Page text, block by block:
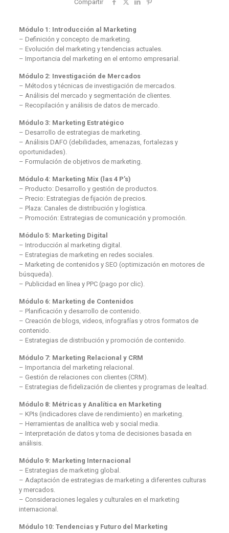
Compartir
Módulo 1: Introducción al Marketing
– Definición y concepto de marketing.
– Evolución del marketing y tendencias actuales.
– Importancia del marketing en el entorno empresarial.
Módulo 2: Investigación de Mercados
– Métodos y técnicas de investigación de mercados.
– Análisis del mercado y segmentación de clientes.
– Recopilación y análisis de datos de mercado.
Módulo 3: Marketing Estratégico
– Desarrollo de estrategias de marketing.
– Análisis DAFO (debilidades, amenazas, fortalezas y
oportunidades).
– Formulación de objetivos de marketing.
Módulo 4: Marketing Mix (las 4 P’s)
– Producto: Desarrollo y gestión de productos.
– Precio: Estrategias de fijación de precios.
– Plaza: Canales de distribución y logística.
– Promoción: Estrategias de comunicación y promoción.
Módulo 5: Marketing Digital
– Introducción al marketing digital.
– Estrategias de marketing en redes sociales.
– Marketing de contenidos y SEO (optimización en motores de
búsqueda).
– Publicidad en línea y PPC (pago por clic).
Módulo 6: Marketing de Contenidos
– Planificación y desarrollo de contenido.
– Creación de blogs, videos, infografías y otros formatos de
contenido.
– Estrategias de distribución y promoción de contenido.
Módulo 7: Marketing Relacional y CRM
– Importancia del marketing relacional.
– Gestión de relaciones con clientes (CRM).
– Estrategias de fidelización de clientes y programas de lealtad.
Módulo 8: Métricas y Analítica en Marketing
– KPIs (indicadores clave de rendimiento) en marketing.
– Herramientas de analítica web y social media.
– Interpretación de datos y toma de decisiones basada en
análisis.
Módulo 9: Marketing Internacional
– Estrategias de marketing global.
– Adaptación de estrategias de marketing a diferentes culturas
y mercados.
– Consideraciones legales y culturales en el marketing
internacional.
Módulo 10: Tendencias y Futuro del Marketing